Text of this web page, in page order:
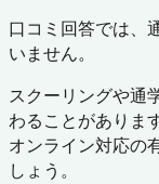
口コミ回答では、
いません。
スクーリングや通
わることがありま
オンライン対応の
しょう。